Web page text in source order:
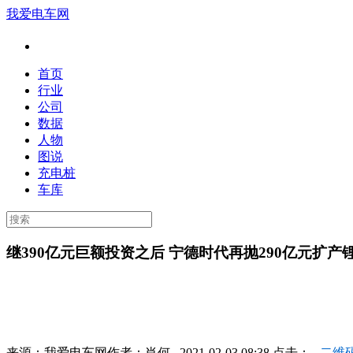
我爱电车网
首页
行业
公司
数据
人物
图说
充电桩
车库
继390亿元巨额投资之后 宁德时代再抛290亿元扩产